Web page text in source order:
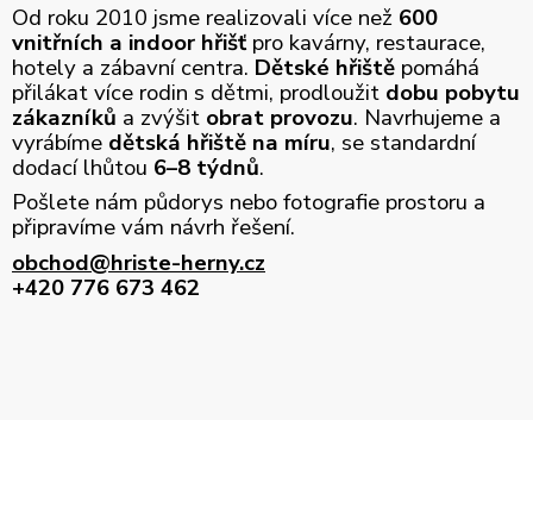
Od roku 2010 jsme realizovali více než 600
vnitřních a indoor hřišťpro kavárny, restaurace,
hotely a zábavní centra. Dětské hřiště pomáhá
přilákat více rodin s dětmi, prodloužit dobu pobytu
zákazníků a zvýšit obrat provozu. Navrhujeme a
vyrábíme dětská hřiště na míru, se standardní
dodací lhůtou 6–8 týdnů.
Pošlete nám půdorys nebo fotografie prostoru a
připravíme vám návrh řešení.
obchod@hriste-herny.cz
+420 776 673 462